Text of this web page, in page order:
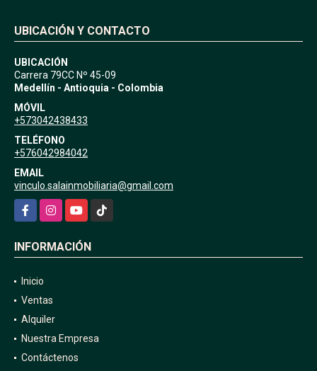
UBICACIÓN Y CONTACTO
UBICACIÓN
Carrera 79CC Nº 45-09
Medellín - Antioquia - Colombia
MÓVIL
+573042438433
TELÉFONO
+576042984042
EMAIL
vinculo.salainmobiliaria@gmail.com
FacebookInstagramYouTubeTikTok
INFORMACIÓN
Inicio
Ventas
Alquiler
Nuestra Empresa
Contáctenos